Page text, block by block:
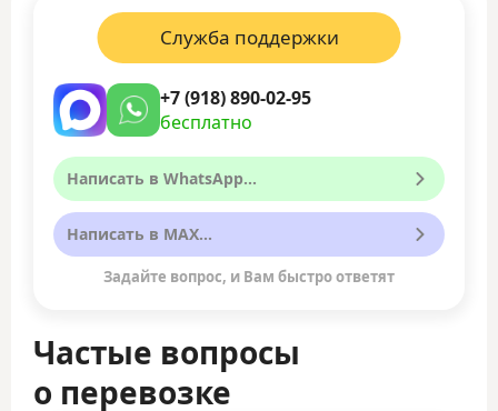
Частые вопросы
о перевозке
Служба поддержки
+7 (918) 890-02-95
бесплатно
Написать в WhatsApp...
Написать в MAX...
Задайте вопрос, и Вам быстро ответят